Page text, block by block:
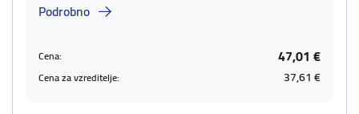
Podrobno
Cena: 47,01 €
Cena za vzreditelje: 37,61 €